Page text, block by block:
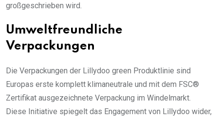
großgeschrieben wird.
Umweltfreundliche
Verpackungen
Die Verpackungen der Lillydoo green Produktlinie sind
Europas erste komplett klimaneutrale und mit dem FSC®
Zertifikat ausgezeichnete Verpackung im Windelmarkt.
Diese Initiative spiegelt das Engagement von Lillydoo wider,